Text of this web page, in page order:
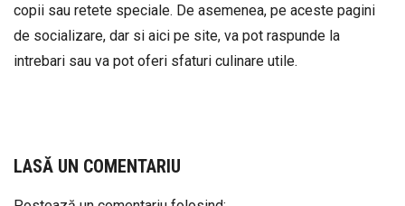
copii sau retete speciale. De asemenea, pe aceste pagini
de socializare, dar si aici pe site, va pot raspunde la
intrebari sau va pot oferi sfaturi culinare utile.
LASĂ UN COMENTARIU